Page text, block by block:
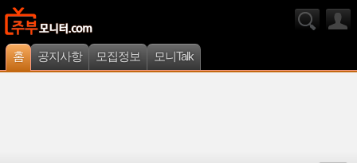
홈 공지사항 모집정보 모니Talk